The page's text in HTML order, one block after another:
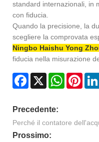
standard internazionali, in
con fiducia.
Quando la precisione, la
scegliere la comprovata
Ningbo Haishu Yong
fiducia nella misurazione
Facebook
X WhatsApp
Precedente:
Perché il contatore
Prossimo: